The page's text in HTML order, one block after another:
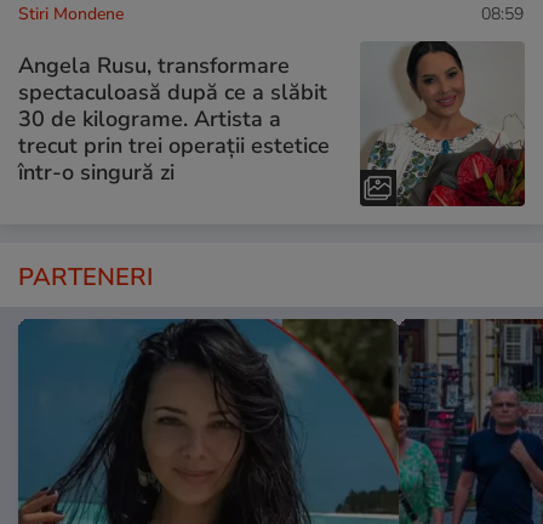
Stiri Mondene 08:59
Angela Rusu, transformare
spectaculoasă după ce a slăbit
30 de kilograme. Artista a
trecut prin trei operații estetice
într-o singură zi
PARTENERI